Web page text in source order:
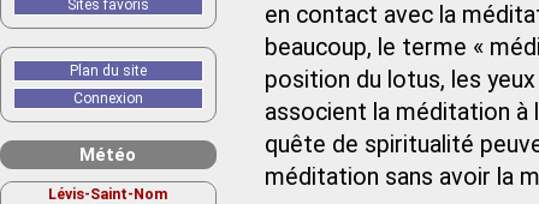
en contact avec la
beaucoup, le terme «
position du lotus, les
associent la méditation à
quête de spiritualité
méditation sans avoir la
Sites favoris
Plan du site
Connexion
Météo
Lévis-Saint-Nom